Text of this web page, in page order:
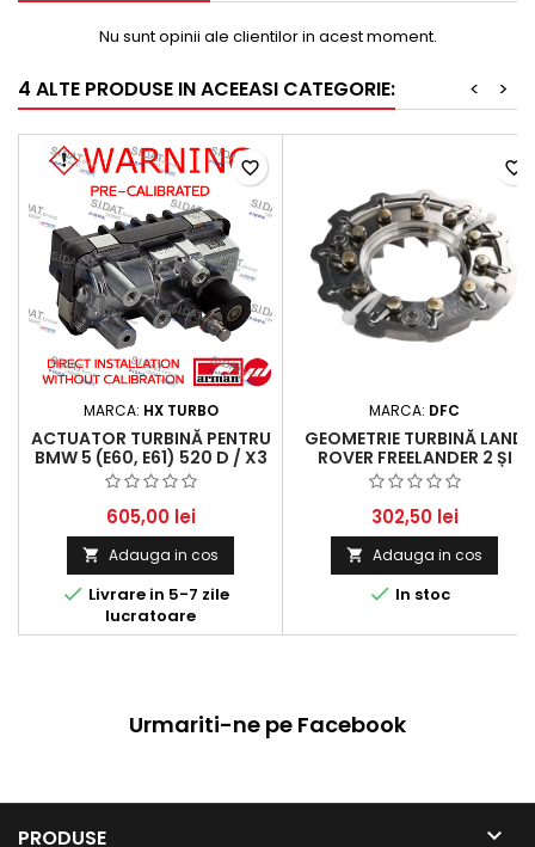
Nu sunt opinii ale clientilor in acest moment.
4 ALTE PRODUSE IN ACEEASI CATEGORIE: >
<
MARCA: HX TURBO
ACTUATOR TURBINĂ PENTRU
BMW 5 (E60, E61) 520 D / X3
(E83) 2.0 D - 150-163 HP
(2004 - 2010)
605,00 lei
 Adauga in cos
 Livrare in 5-7 zile
lucratoare
favorite_border
MARCA: DFC
GEOMETRIE TURBINĂ LAND
ROVER FREELANDER 2 ȘI
MERCEDES-BENZ C-CLASS,
E-CLASS
302,50 lei
 Adauga in cos
 In stoc
favorite_border
Urmariti-ne pe Facebook
PRODUSE 